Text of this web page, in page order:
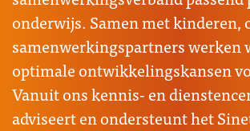
onderwijs. Samen met kinderen,
samenwerkingspartners werken
optimale ontwikkelingskansen
Vanuit ons kennis- en
adviseert en ondersteunt het